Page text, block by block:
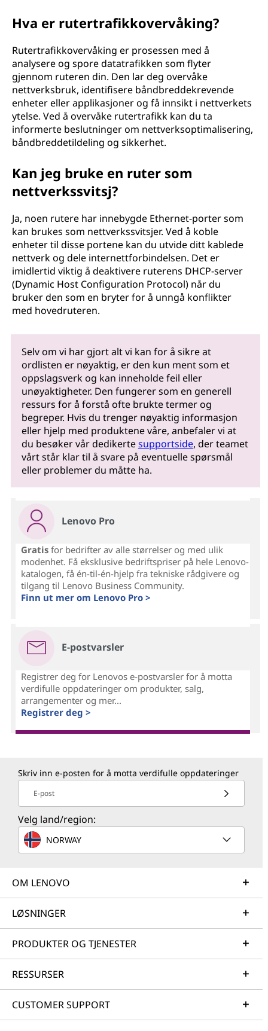
Hva er rutertrafikkovervåking?
Rutertrafikkovervåking er prosessen med å
analysere og spore datatrafikken som flyter
gjennom ruteren din. Den lar deg overvåke
nettverksbruk, identifisere båndbreddekrevende
enheter eller applikasjoner og få innsikt i nettverkets
ytelse. Ved å overvåke rutertrafikk kan du ta
informerte beslutninger om nettverksoptimalisering,
båndbreddetildeling og sikkerhet.
Kan jeg bruke en ruter som
nettverkssvitsj?
Ja, noen rutere har innebygde Ethernet-porter som
kan brukes som nettverkssvitsjer. Ved å koble
enheter til disse portene kan du utvide ditt kablede
nettverk og dele internettforbindelsen. Det er
imidlertid viktig å deaktivere ruterens DHCP-server
(Dynamic Host Configuration Protocol) når du
bruker den som en bryter for å unngå konflikter
med hovedruteren.
Selv om vi har gjort alt vi kan for å sikre at
ordlisten er nøyaktig, er den kun ment som et
oppslagsverk og kan inneholde feil eller
unøyaktigheter. Den fungerer som en generell
ressurs for å forstå ofte brukte termer og
begreper. Hvis du trenger nøyaktig informasjon
eller hjelp med produktene våre, anbefaler vi at
du besøker vår dedikertesupportside, der teamet
vårt står klar til å svare på eventuelle spørsmål
eller problemer du måtte ha.
Lenovo Pro
Gratisfor bedrifter av alle størrelser og med ulik
modenhet. Få eksklusive bedriftspriser på hele Lenovo-
katalogen, få én-til-én-hjelp fra tekniske rådgivere og
tilgang til Lenovo Business Community.
Finn ut mer om Lenovo Pro >
E-postvarsler
Registrer deg for Lenovos e-postvarsler for å motta
verdifulle oppdateringer om produkter, salg,
arrangementer og mer...
Registrer deg >
Skriv inn e-posten for å motta verdifulle oppdateringer
E-post
Velg land/region:
NORWAY
OM LENOVO
LØSNINGER
PRODUKTER OG TJENESTER
RESSURSER
CUSTOMER SUPPORT